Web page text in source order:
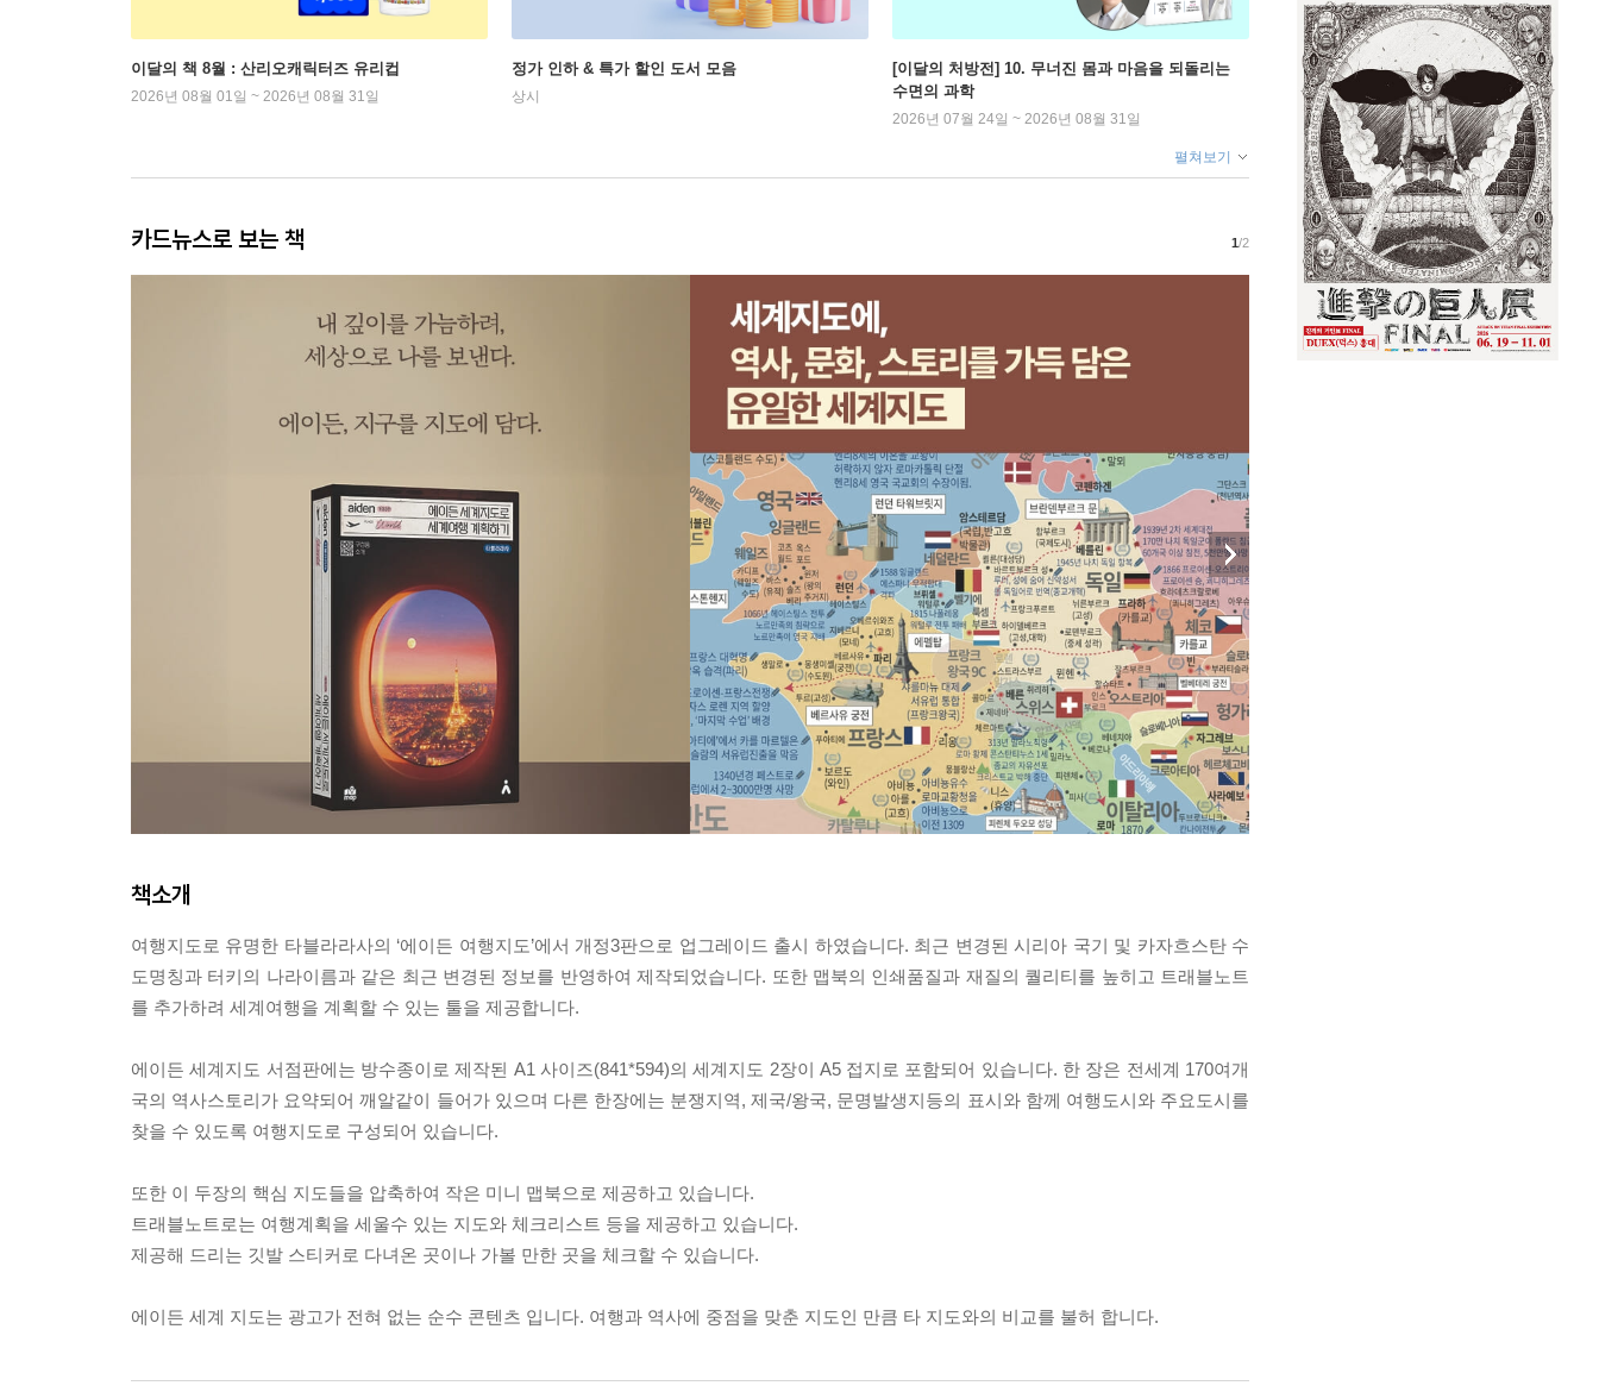
이달의 책 8월 : 산리오캐릭터즈 유리컵
2026년 08월 01일 ~ 2026년 08월 31일
정가 인하 & 특가 할인 도서 모음
상시
[이달의 처방전] 10. 무너진 몸과 마음을 되돌리는
수면의 과학
2026년 07월 24일 ~ 2026년 08월 31일
펼쳐보기
카드뉴스로 보는 책 1/2
책소개
여행지도로 유명한 타블라라사의 ‘에이든 여행지도’에서 개정3판으로 업그레이드 출시 하였습니다. 최근 변경된 시리아 국기 및 카자흐스탄 수
도명칭과 터키의 나라이름과 같은 최근 변경된 정보를 반영하여 제작되었습니다. 또한 맵북의 인쇄품질과 재질의 퀄리티를 높히고 트래블노트
를 추가하려 세계여행을 계획할 수 있는 툴을 제공합니다.
에이든 세계지도 서점판에는 방수종이로 제작된 A1 사이즈(841*594)의 세계지도 2장이 A5 접지로 포함되어 있습니다. 한 장은 전세계 170여개
국의 역사스토리가 요약되어 깨알같이 들어가 있으며 다른 한장에는 분쟁지역, 제국/왕국, 문명발생지등의 표시와 함께 여행도시와 주요도시를
찾을 수 있도록 여행지도로 구성되어 있습니다.
또한 이 두장의 핵심 지도들을 압축하여 작은 미니 맵북으로 제공하고 있습니다.
트래블노트로는 여행계획을 세울수 있는 지도와 체크리스트 등을 제공하고 있습니다.
제공해 드리는 깃발 스티커로 다녀온 곳이나 가볼 만한 곳을 체크할 수 있습니다.
에이든 세계 지도는 광고가 전혀 없는 순수 콘텐츠 입니다. 여행과 역사에 중점을 맞춘 지도인 만큼 타 지도와의 비교를 불허 합니다.